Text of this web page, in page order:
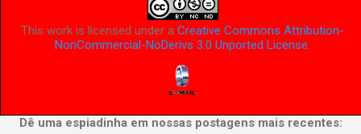
This work is licensed under aCreative Commons Attribution-
NonCommercial-NoDerivs 3.0 Unported License.
Dê uma espiadinha em nossas postagens mais recentes: